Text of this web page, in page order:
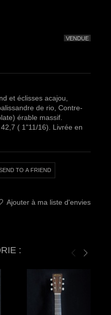
VENDUE
et éclisses acajou,
de rio, Contre-
érable massif.
( 1"11/16). Livrée en
TO A FRIEND
Ajouter à ma liste d'envies
: